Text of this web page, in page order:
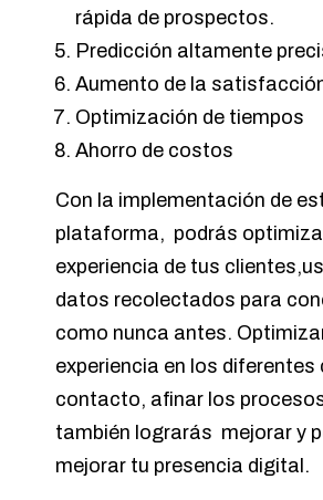
rápida de prospectos.
Predicción altamente
Aumento de la
Optimización de tiempos
Ahorro de costos
Con la implementación de
plataforma, podrás
experiencia de tus
datos recolectados para
como nunca antes.
experiencia en los diferentes
contacto, afinar los
también lograrás mejorar y
mejorar tu presencia digital.